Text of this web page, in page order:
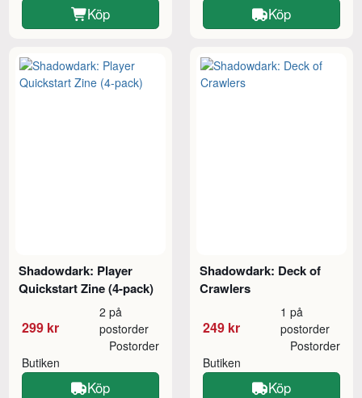
Köp Köp
Shadowdark: Player
Quickstart Zine (4-pack)
299 kr
2 på
postorder
Butiken
Postorder
Köp
Shadowdark: Deck of
Crawlers
249 kr
1 på
postorder
Butiken
Postorder
Köp